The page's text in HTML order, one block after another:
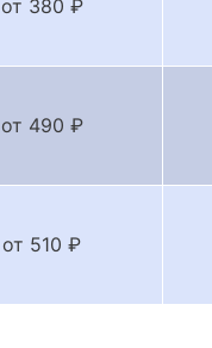
от 380 ₽
от 490 ₽
от 510 ₽